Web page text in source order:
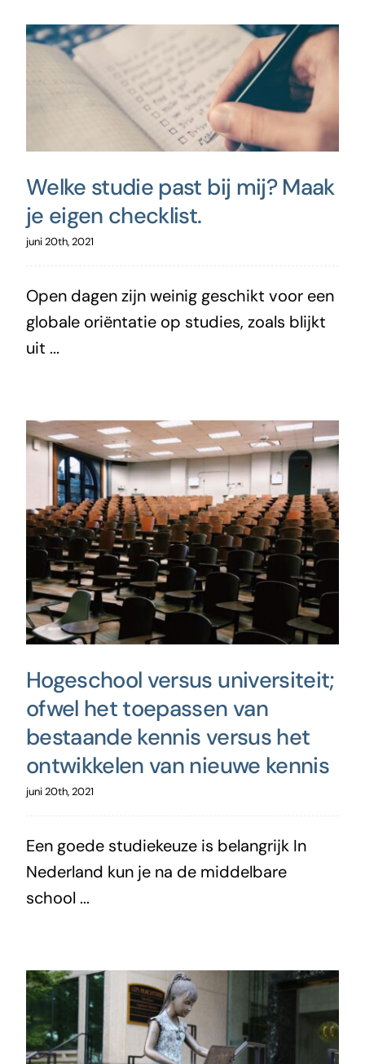
Welke studie past bij mij? Maak
je eigen checklist.
juni 20th, 2021
Open dagen zijn weinig geschikt voor een
globale oriëntatie op studies, zoals blijkt
uit ...
Hogeschool versus universiteit;
ofwel het toepassen van
bestaande kennis versus het
ontwikkelen van nieuwe kennis
juni 20th, 2021
Een goede studiekeuze is belangrijk In
Nederland kun je na de middelbare
school ...